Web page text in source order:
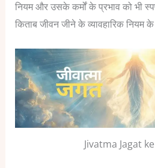
नियम और उसके कर्मों के प्रभाव को भी
किताब जीवन जीने के व्यावहारिक नियम के
Jivatma Jagat